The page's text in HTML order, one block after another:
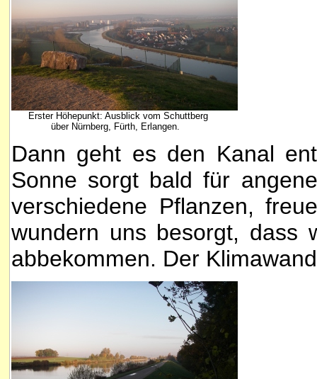
Erster Höhepunkt: Ausblick vom Schuttberg
über Nürnberg, Fürth, Erlangen.
Dann geht es den Kanal
Sonne sorgt bald für
verschiedene Pflanzen,
wundern uns besorgt, dass
abbekommen. Der